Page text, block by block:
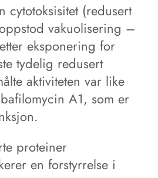
(redusert
vakuolisering –
eksponering for
tydelig redusert
aktiviteten var like
A1, som er
proteiner
en forstyrrelse i